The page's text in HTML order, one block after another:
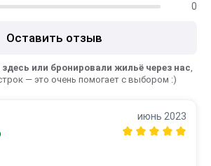
0
Оставить отзыв
или бронировали жильё через нас,
— это очень помогает с выбором :)
июнь 2023